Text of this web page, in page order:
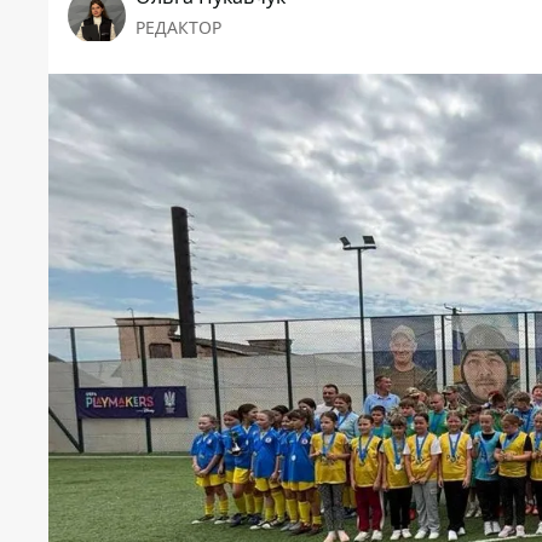
РЕДАКТОР